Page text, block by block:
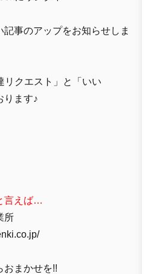
事のアップをお知らせしま
クエスト」と「いい
ります♪
言えば…
所
おまかせを!!